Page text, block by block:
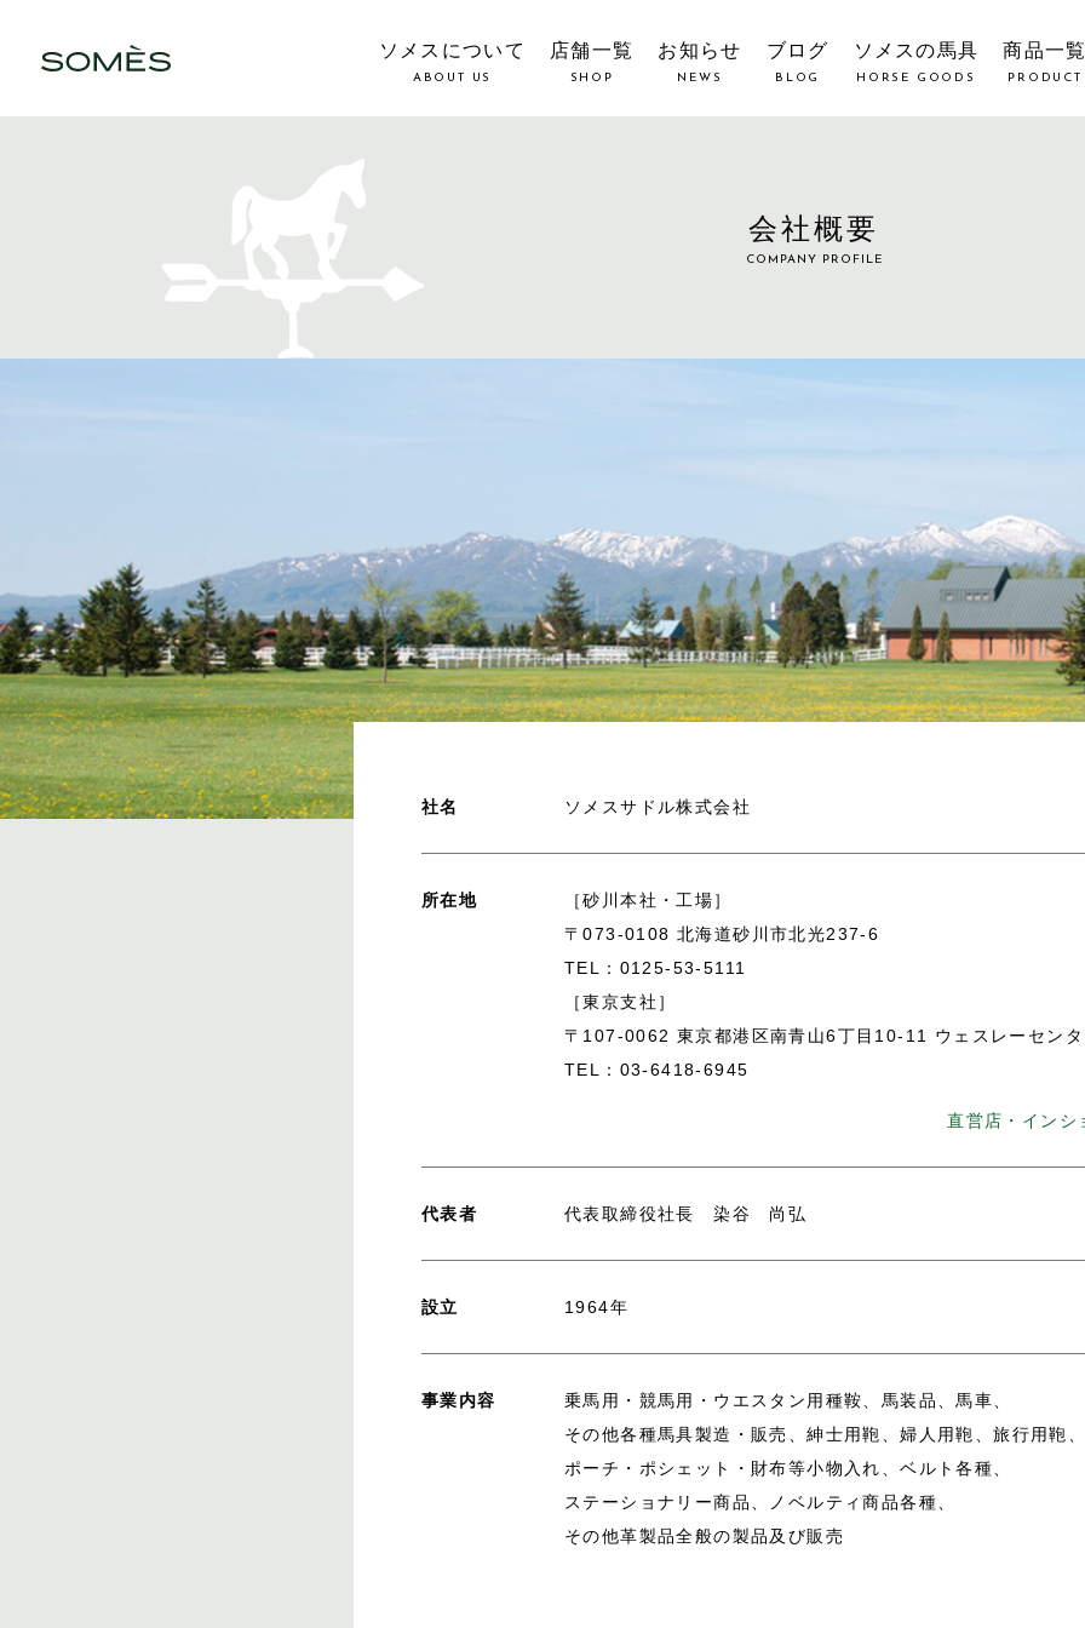
ソメスについて
ABOUT US
店舗一覧
SHOP
お知らせ
NEWS
ブログ
BLOG
ソメスの馬具
HORSE GOODS
商品一
PRODUCT
会社概要
COMPANY PROFILE
社名 ソメスサドル株式会社
所在地
［砂川本社・工場］
〒073-0108 北海道砂川市北光237-6
TEL：0125-53-5111
［東京支社］
〒107-0062 東京都港区南青山6丁目10-11 ウェスレーセン
TEL：03-6418-6945
直営店・インシ
代表者 代表取締役社長 染谷 尚弘
設立 1964年
事業内容
乗馬用・競馬用・ウエスタン用種鞍、馬装品、馬車、
その他各種馬具製造・販売、紳士用鞄、婦人用鞄、旅行用鞄
ポーチ・ポシェット・財布等小物入れ、ベルト各種、
ステーショナリー商品、ノベルティ商品各種、
その他革製品全般の製品及び販売